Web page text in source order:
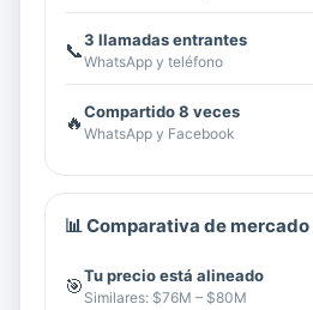
📞3 llamadas entrantes
WhatsApp y teléfono
🔥Compartido 8 veces
WhatsApp y Facebook
📊 Comparativa de mercado
🎯Tu precio está alineado
Similares: $76M – $80M